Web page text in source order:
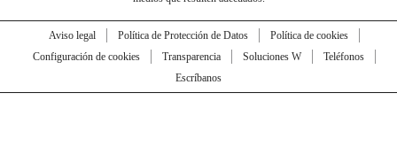
Aviso legal Política de Protección de Datos
Política de cookies
Configuración de cookies
Transparencia Soluciones W
Teléfonos
Escríbanos